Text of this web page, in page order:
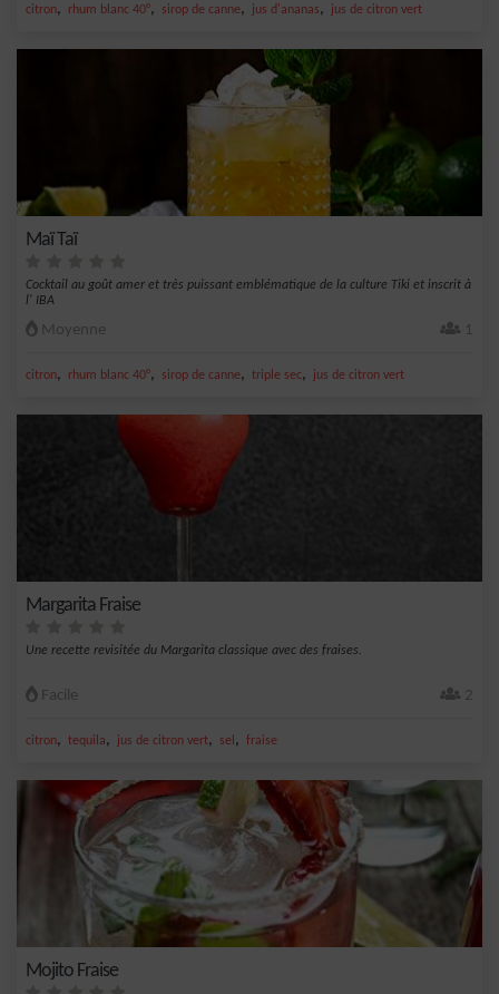
citron, rhum blanc 40°, sirop de canne, jus d'ananas, jus de citron vert
Maï Taï
Cocktail au goût amer et très puissant emblématique de la culture Tiki et inscrit à
l' IBA
Moyenne 1
citron, rhum blanc 40°, sirop de canne, triple sec, jus de citron vert
Margarita Fraise
Une recette revisitée du Margarita classique avec des fraises.
Facile 2
citron, tequila, jus de citron vert, sel , fraise
Mojito Fraise